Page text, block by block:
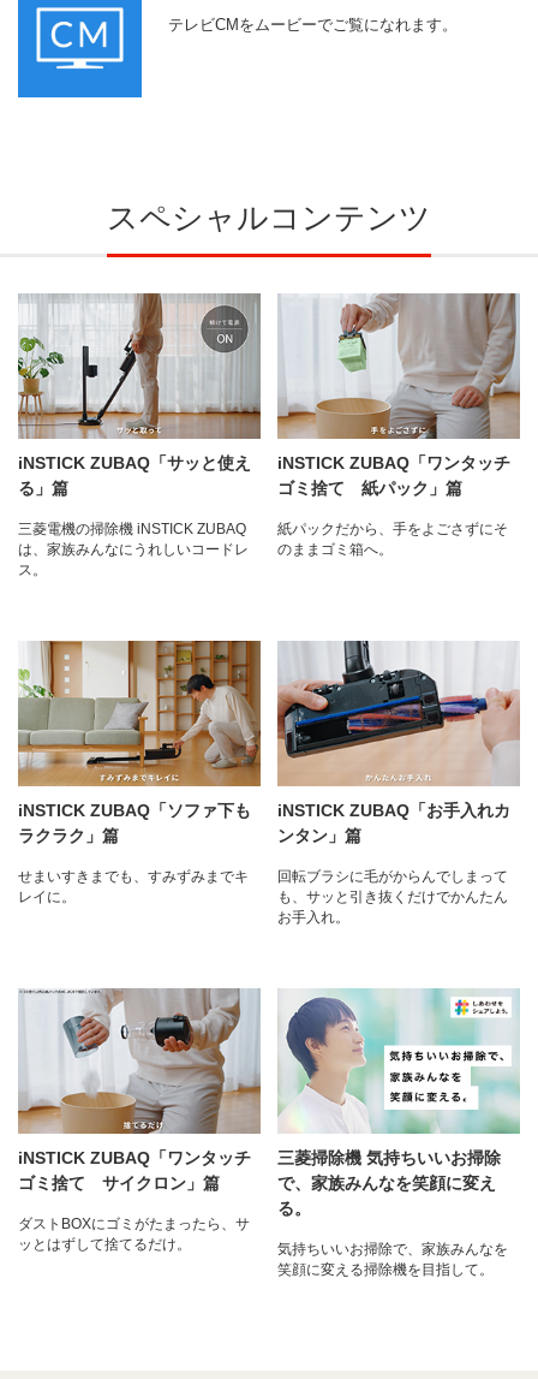
テレビCMをムービーでご覧になれます。
スペシャルコンテンツ
iNSTICK ZUBAQ「サッと使え
る」篇
三菱電機の掃除機 iNSTICK ZUBAQ
は、家族みんなにうれしいコードレ
ス。
iNSTICK ZUBAQ「ワンタッチ
ゴミ捨て 紙パック」篇
紙パックだから、手をよごさずにそ
のままゴミ箱へ。
iNSTICK ZUBAQ「ソファ下も
ラクラク」篇
せまいすきまでも、すみずみまでキ
レイに。
iNSTICK ZUBAQ「お手入れカ
ンタン」篇
回転ブラシに毛がからんでしまって
も、サッと引き抜くだけでかんたん
お手入れ。
iNSTICK ZUBAQ「ワンタッチ
ゴミ捨て サイクロン」篇
ダストBOXにゴミがたまったら、サ
ッとはずして捨てるだけ。
三菱掃除機 気持ちいいお掃除
で、家族みんなを笑顔に変え
る。
気持ちいいお掃除で、家族みんなを
笑顔に変える掃除機を目指して。